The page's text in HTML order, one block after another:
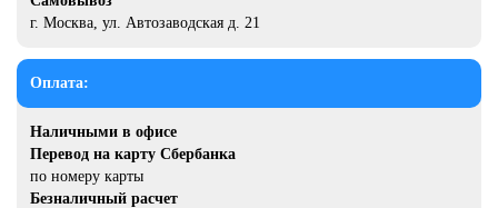
8 марта, Международный женский
день
27 марта, День театра
Апрель, Месячник по
благоустройству
День геолога (первое воскресенье
г. Москва, ул. Автозаводская д. 21
Оплата:
Наличными в офисе
Перевод на карту Сбербанка
по номеру карты
Безналичный расчет